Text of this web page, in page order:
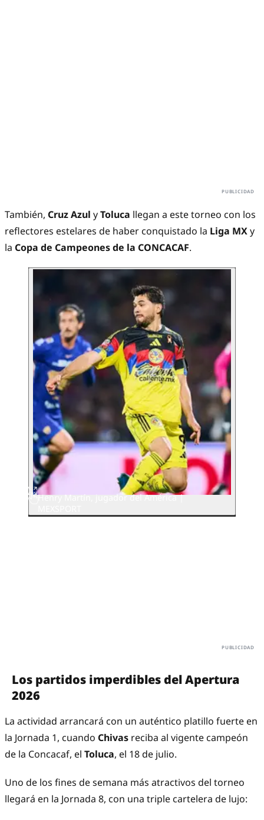
También, Cruz Azul yToluca llegan a este torneo con los
reflectores estelares de haber conquistado la Liga MXy
la Copa de Campeones de la CONCACAF.
Henry Martín, jugador del América |
Los partidos imperdibles del Apertura
2026
La actividad arrancará con un auténtico platillo fuerte en
la Jornada 1, cuando Chivas reciba al vigente campeón
de la Concacaf, el Toluca, el 18 de julio.
Uno de los fines de semana más atractivos del torneo
llegará en la Jornada 8, con una triple cartelera de lujo: